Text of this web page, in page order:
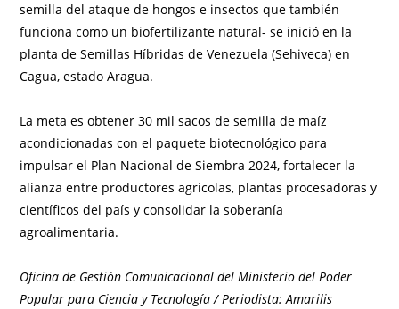
semilla del ataque de hongos e insectos que también
funciona como un biofertilizante natural- se inició en la
planta de Semillas Híbridas de Venezuela (Sehiveca) en
Cagua, estado Aragua.
La meta es obtener 30 mil sacos de semilla de maíz
acondicionadas con el paquete biotecnológico para
impulsar el Plan Nacional de Siembra 2024, fortalecer la
alianza entre productores agrícolas, plantas procesadoras y
científicos del país y consolidar la soberanía
agroalimentaria.
Oficina de Gestión Comunicacional del Ministerio del Poder
Popular para Ciencia y Tecnología / Periodista: Amarilis